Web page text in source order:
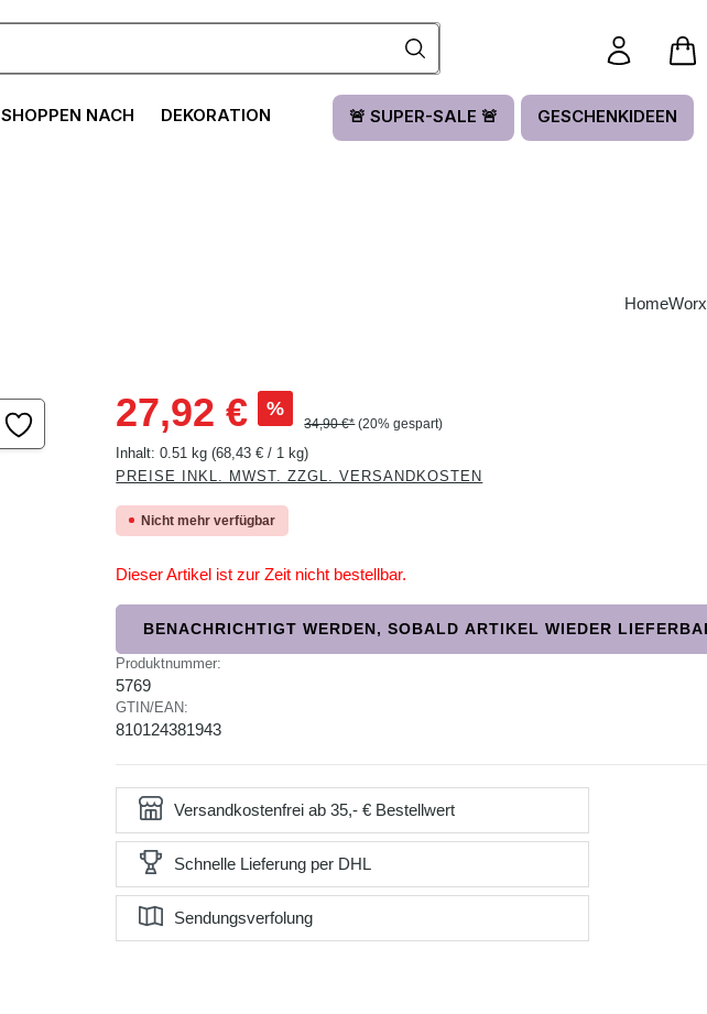
SHOPPEN NACH DEKORATION 🚨 SUPER-SALE 🚨 GESCHENKIDEEN
HomeWorx
27,92 € %
34,90 €* (20% gespart)
Inhalt:0.51 kg(68,43 € / 1 kg)
PREISE INKL. MWST. ZZGL. VERSANDKOSTEN
Nicht mehr verfügbar
Dieser Artikel ist zur Zeit nicht bestellbar.
BENACHRICHTIGT WERDEN, SOBALD ARTIKEL WIEDER
Produktnummer:
5769
GTIN/EAN:
810124381943
Versandkostenfrei ab 35,- € Bestellwert
Schnelle Lieferung per DHL
Sendungsverfolung